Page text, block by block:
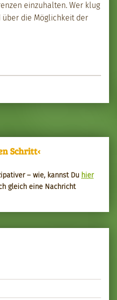
einzuhal­ten. Wer klug
über die Möglichkeit der
Schritt‹
– wie, kannst Du hier
gle­ich eine Nachricht